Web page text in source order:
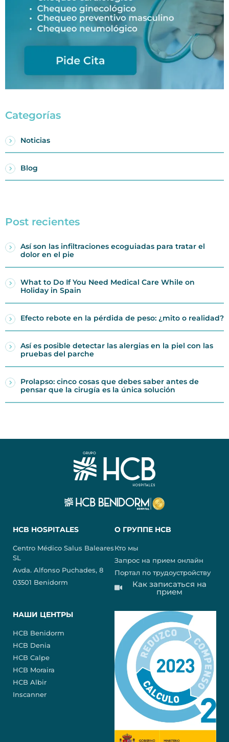
Categorías
Noticias
Blog
Post recientes
Así son las infiltraciones ecoguiadas para tratar el
dolor en el pie
What to Do If You Need Medical Care While on
Holiday in Spain
Efecto rebote en la pérdida de peso: ¿mito o realidad?
Así es posible detectar las alergias en la piel con las
pruebas del parche
Prolapso: cinco cosas que debes saber antes de
pensar que la cirugía es la única solución
HCB HOSPITALES
Centro Médico Salus Baleares
SL
Avda. Alfonso Puchades, 8
03501 Benidorm
О ГРУППЕ HCB
Кто мы
Запрос на прием онлайн
Портал по трудоустройству
Как записаться на
прием
НАШИ ЦЕНТРЫ
HCB Benidorm
HCB Denia
HCB Calpe
HCB Moraira
HCB Albir
Inscanner